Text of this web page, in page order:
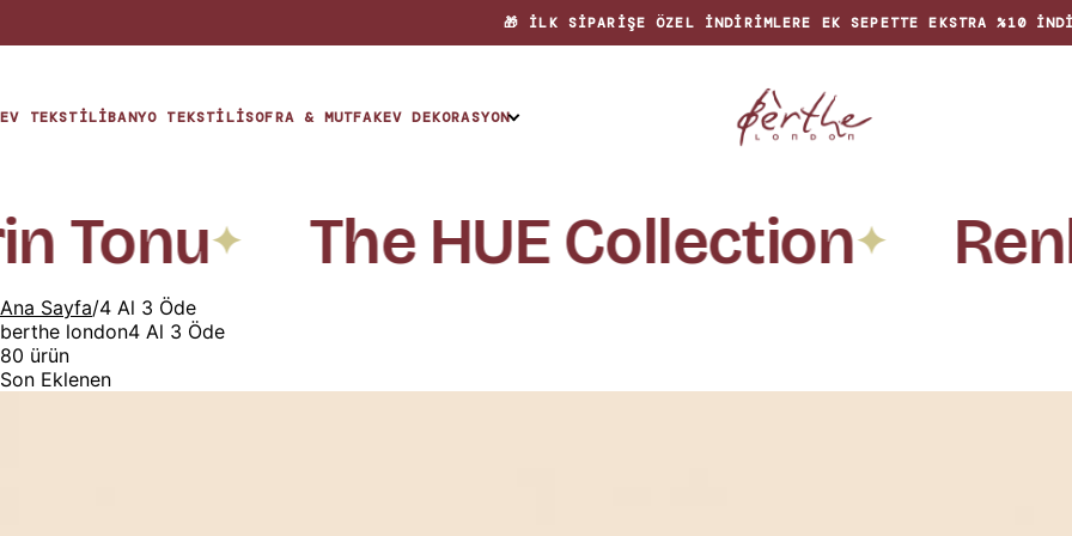
🎁 İLK SIPARIŞE ÖZEL INDIRIMLERE EK SEPETTE EKSTRA %10
EV TEKSTILIBANYO TEKSTILISOFRA & MUTFAKEV DEKORASYON
The Hue
The Nest
Tonu✦ The HUE Collection✦
Ana Sayfa/4 Al 3 Öde
berthe london4 Al 3 Öde
80 ürün